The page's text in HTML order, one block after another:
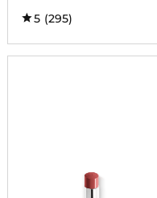
5 (295)